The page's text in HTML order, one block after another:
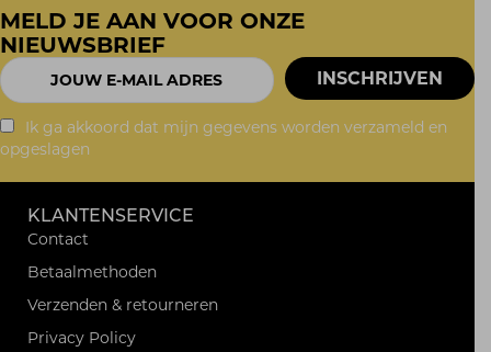
MELD JE AAN VOOR ONZE
NIEUWSBRIEF
Ik ga akkoord dat mijn gegevens worden verzameld en
opgeslagen
KLANTENSERVICE
Contact
Betaalmethoden
Verzenden & retourneren
Privacy Policy